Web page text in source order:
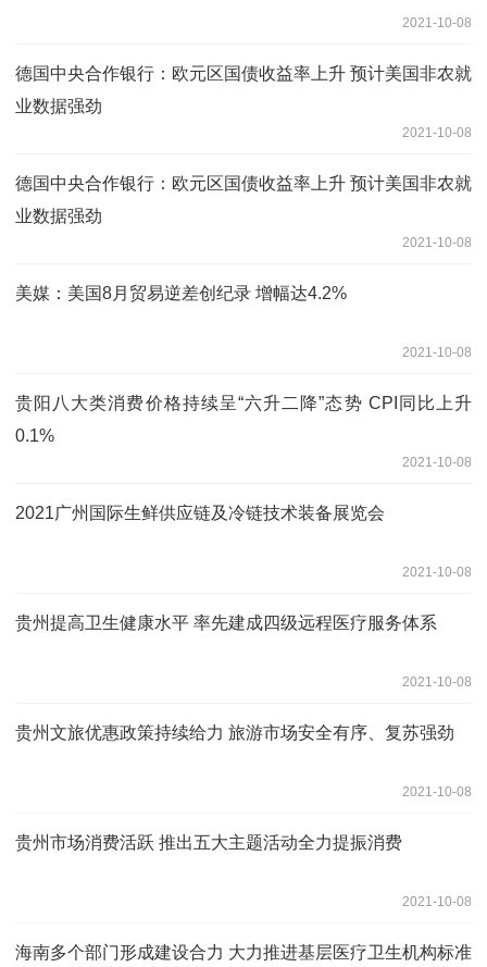
2021-10-08
德国中央合作银行：欧元区国债收益率上升 预计美国非农就
业数据强劲
2021-10-08
德国中央合作银行：欧元区国债收益率上升 预计美国非农就
业数据强劲
2021-10-08
美媒：美国8月贸易逆差创纪录 增幅达4.2%
2021-10-08
贵阳八大类消费价格持续呈“六升二降”态势 CPI同比上升
0.1%
2021-10-08
2021广州国际生鲜供应链及冷链技术装备展览会
2021-10-08
贵州提高卫生健康水平 率先建成四级远程医疗服务体系
2021-10-08
贵州文旅优惠政策持续给力 旅游市场安全有序、复苏强劲
2021-10-08
贵州市场消费活跃 推出五大主题活动全力提振消费
2021-10-08
海南多个部门形成建设合力 大力推进基层医疗卫生机构标准